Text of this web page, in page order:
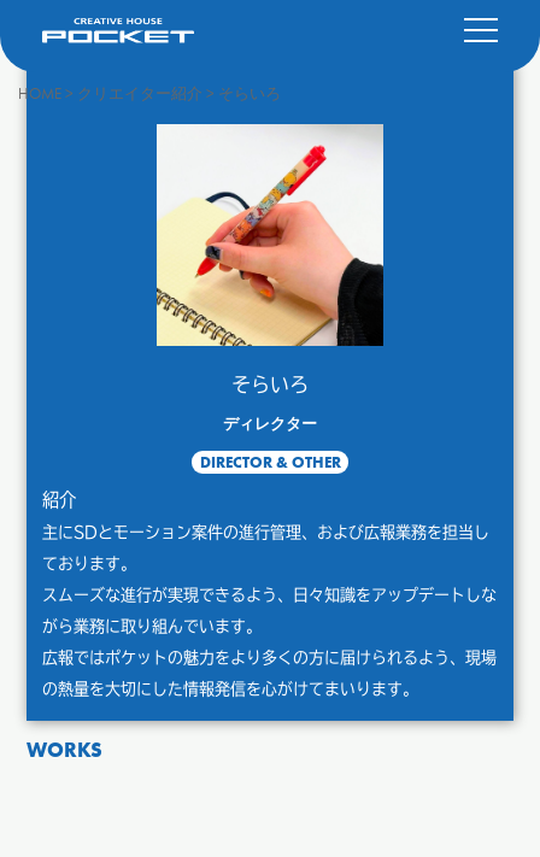
HOME> クリエイター紹介 > そらいろ
そらいろ
ディレクター
DIRECTOR & OTHER
紹介
主にSDとモーション案件の進行管理、および広報業務を担当し
ております。
スムーズな進行が実現できるよう、日々知識をアップデートしな
がら業務に取り組んでいます。
広報ではポケットの魅力をより多くの方に届けられるよう、現場
の熱量を大切にした情報発信を心がけてまいります。
WORKS